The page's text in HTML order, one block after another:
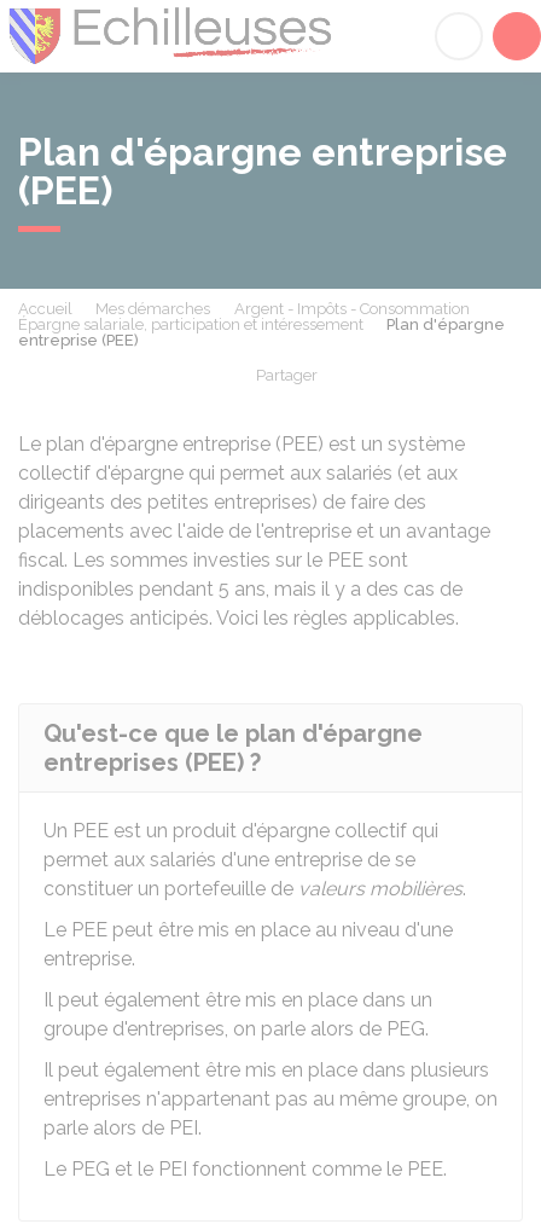
Plan d'épargne entreprise
(PEE)
Accueil Mes démarches
Argent - Impôts - Consommation
Épargne salariale, participation et intéressement
Plan d'épargne
entreprise (PEE)
Partager
Le plan d'épargne entreprise (PEE) est un système
collectif d'épargne qui permet aux salariés (et aux
dirigeants des petites entreprises) de faire des
placements avec l'aide de l'entreprise et un avantage
fiscal. Les sommes investies sur le PEE sont
indisponibles pendant 5 ans, mais il y a des cas de
déblocages anticipés. Voici les règles applicables.
Qu'est-ce que le plan d'épargne
entreprises (PEE) ?
Un PEE est un produit d'épargne collectif qui
permet aux salariés d'une entreprise de se
constituer un portefeuille de valeurs mobilières.
Le PEE peut être mis en place au niveau d'une
entreprise.
Il peut également être mis en place dans un
groupe d'entreprises, on parle alors de PEG.
Il peut également être mis en place dans plusieurs
entreprises n'appartenant pas au même groupe, on
parle alors de PEI.
Le PEG et le PEI fonctionnent comme le PEE.